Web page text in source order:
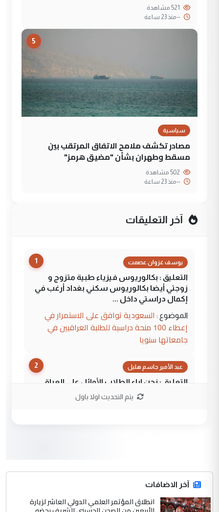
--منذ 23 ساعة
5
سياسية
مصادر تكشف ملامح الاتفاق المرتقب بين
مسقط وطهران بشأن "مضيق هرمز"
--منذ 23 ساعة
آخر التعليقات
1 يوسف غزوان عصمت
التعليق : بكالوريوس فيزياء طبية متزوج و
زوجتي أيضا بكالوريوس سكني بغداد أرغب في
إكمال دراستي داخل ...
الموضوع : السعودية توافق على الاستمرار في
إعطاء 100 منحة دراسية للطلبة العراقيين في
جامعاتها سنويا
2 عبد الأمير جاسم هليل
التعليق : نحن اباء الطلاب الأوائل على العراق
نتشرف بلقاء السيد احمد الصافي في العتبات
التعليق : قرار مستعجل جدا ولامصلحة فيه
للوزاره ولا للمواطن القرار الصائب يكون بعد
الاستماع للمدير ومغرفة ...
يتم التحديث اولا باول
آخر الاضافات
انطلاق المؤتمر العلمي الدولي العاشر لزيارة